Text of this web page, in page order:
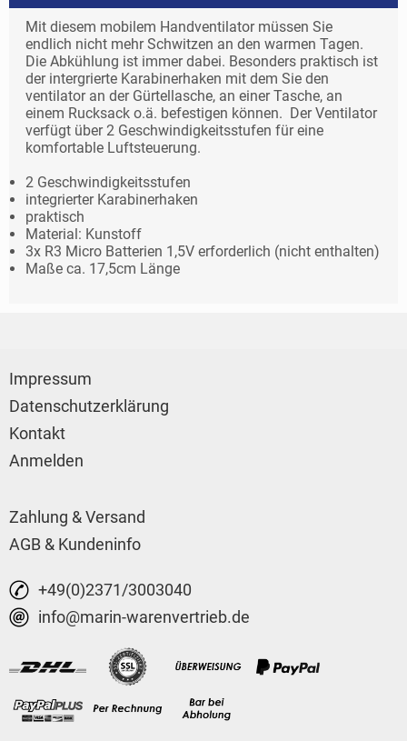
Mit diesem mobilem Handventilator müssen Sie
endlich nicht mehr Schwitzen an den warmen Tagen.
Die Abkühlung ist immer dabei. Besonders praktisch ist
der intergrierte Karabinerhaken mit dem Sie den
ventilator an der Gürtellasche, an einer Tasche, an
einem Rucksack o.ä. befestigen können. Der Ventilator
verfügt über 2 Geschwindigkeitsstufen für eine
komfortable Luftsteuerung.
2 Geschwindigkeitsstufen
integrierter Karabinerhaken
praktisch
Material: Kunstoff
3x R3 Micro Batterien 1,5V erforderlich (nicht enthalten)
Maße ca. 17,5cm Länge
Impressum
Datenschutzerklärung
Kontakt
Anmelden
Zahlung & Versand
AGB & Kundeninfo
+49(0)2371/3003040
info@marin-warenvertrieb.de